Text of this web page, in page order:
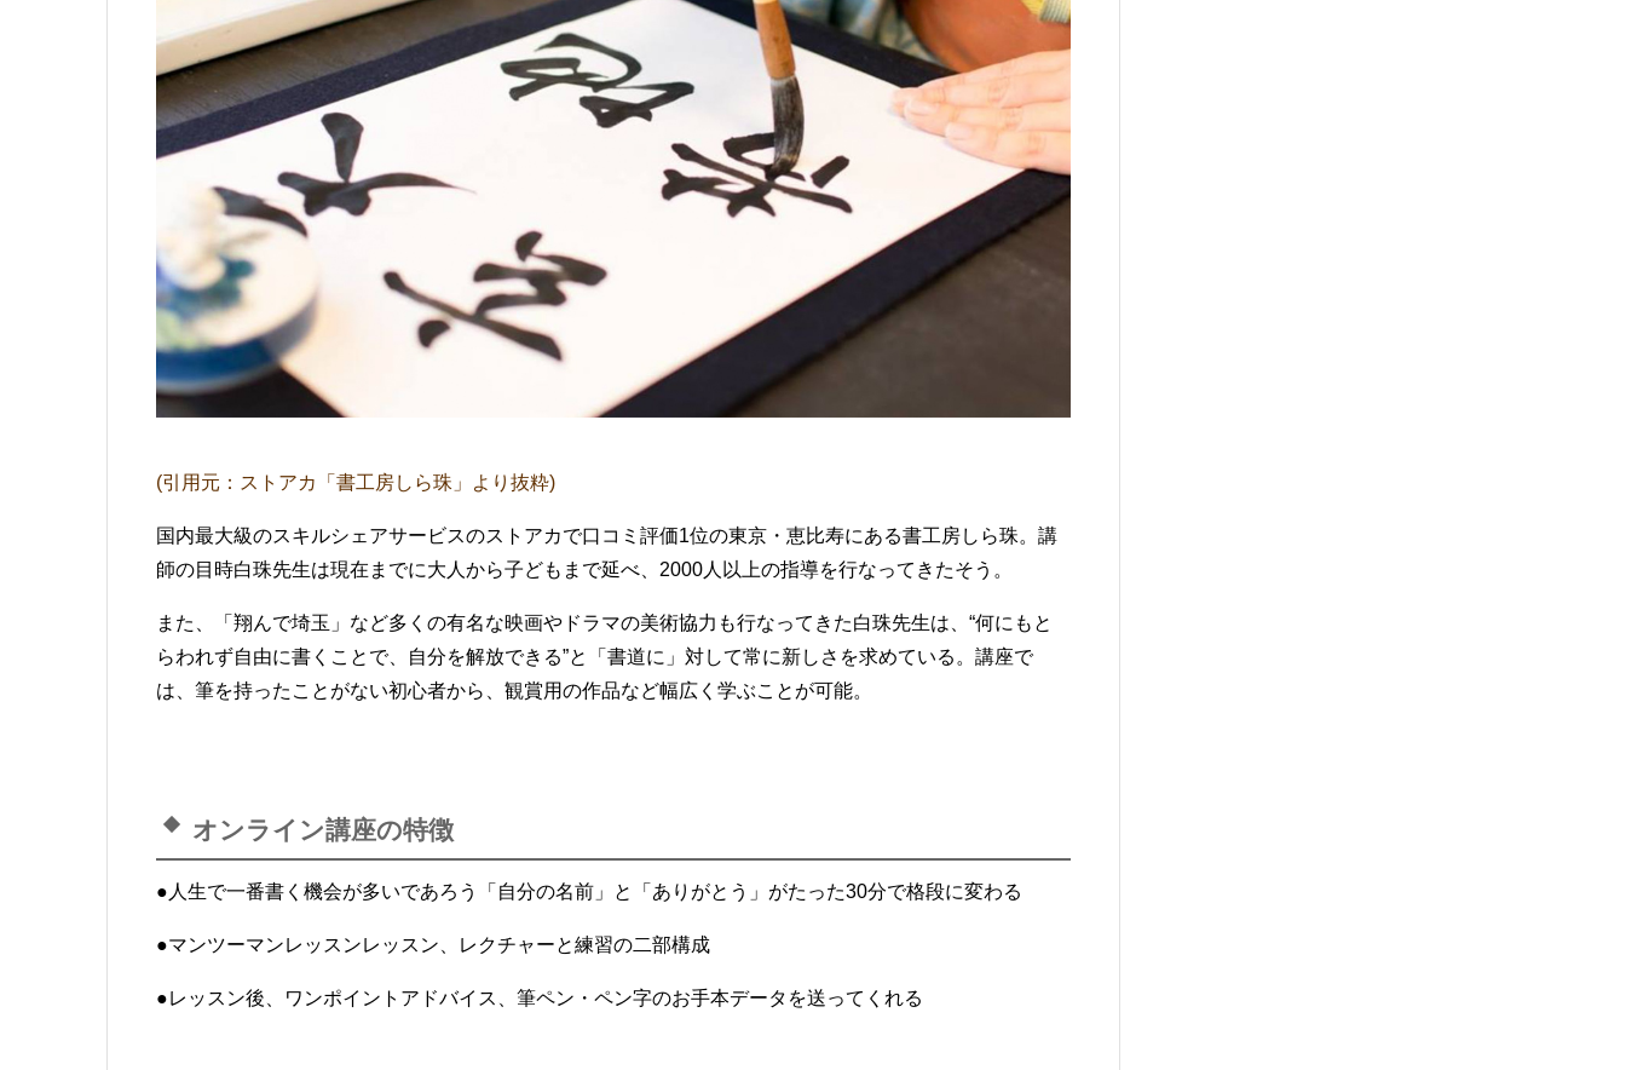
(引用元：ストアカ「書工房しら珠」より抜粋)
国内最大級のスキルシェアサービスのストアカで口コミ評価1位の東京・恵比寿にある書工房しら珠。講
師の目時白珠先生は現在までに大人から子どもまで延べ、2000人以上の指導を行なってきたそう。
また、「翔んで埼玉」など多くの有名な映画やドラマの美術協力も行なってきた白珠先生は、“何にもと
らわれず自由に書くことで、自分を解放できる”と「書道に」対して常に新しさを求めている。講座で
は、筆を持ったことがない初心者から、観賞用の作品など幅広く学ぶことが可能。
オンライン講座の特徴
●人生で一番書く機会が多いであろう「自分の名前」と「ありがとう」がたった30分で格段に変わる
●マンツーマンレッスンレッスン、レクチャーと練習の二部構成
●レッスン後、ワンポイントアドバイス、筆ペン・ペン字のお手本データを送ってくれる